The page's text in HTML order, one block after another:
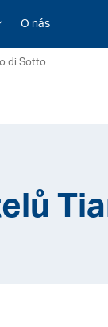
O nás
di Sotto